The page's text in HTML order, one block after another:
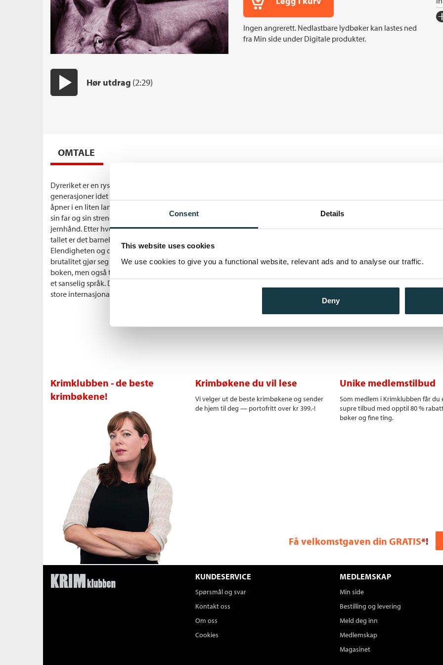
Consent Details
This website uses cookies
We use cookies to give you a functional website, relevant ads and to analyse our traffic.
Deny
Hør utdrag (2:29)
Ingen angrerett. Nedlastbare lydbøker kan lastes ned
fra Min side under Digitale produkter.
OMTALE
Dyreriket er en rystende roman som følger en lurvete bondefamilie over tre
generasjoner idet de utvikler sin lille bit av jorden til en industriell grisefarm. Boken
åpner i en liten landsby i Sør-Frankrike før første verdenskrig. Der bor Éléonore med
sin far og sin strenge og gudfryktige mor, som styrer gården og familien med
jernhånd. Etter hvert som det 20. århundre forløper, forandres livene deres. På 1980-
tallet er det barnebarna som har tatt over gården og driver en moderne grisefarm.
Elendigheten og den verste armoden er historie, men en ny form for fattigdom og
brutalitet gjør seg gjeldende. Det er øyeblikk av vidunderlig skjønnhet i denne
boken, men også tankeløs vold; mot dyr og mellom mennesker, som manes frem av
et sanselig språk. Dyreriket er episk energibunt og franske Jean-Baptiste Del Amos
store internasjonale gjennombrudd.
Dyreriket
Bokmål
Bokmål Ebok
Bokmål Heftet
Krimklubben - de beste
krimbøkene!
Krimbøkene du vil lese
Vi velger ut de beste krimbøkene og sender
de hjem til deg — portofritt over kr 399,-!
Unike medlemstilbud
Som medlem i Krimklubben får du
supre tilbud med opptil 80 %
bøker og fine ting.
Få velkomstgaven din GRATIS*!
KUNDESERVICE
Spørsmål og svar
Kontakt oss
Om oss
Cookies
MEDLEMSKAP
Min side
Bestilling og levering
Meld deg inn
Medlemskap
Magasinet